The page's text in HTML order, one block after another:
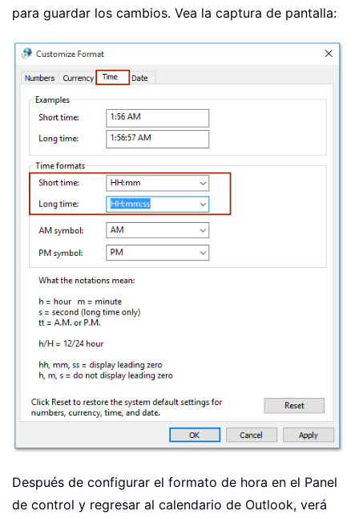
para guardar los cambios. Vea la captura de pantalla:
Después de configurar el formato de hora en el Panel
de control y regresar al calendario de Outlook, verá